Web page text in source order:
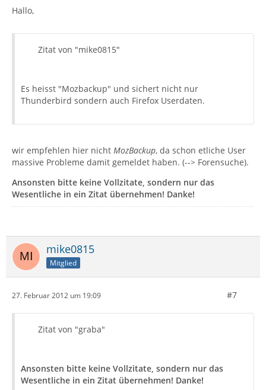
Hallo,
Zitat von "mike0815"
Es heisst "Mozbackup" und sichert nicht nur
Thunderbird sondern auch Firefox Userdaten.
wir empfehlen hier nicht MozBackup, da schon etliche User
massive Probleme damit gemeldet haben. (--> Forensuche).
Ansonsten bitte keine Vollzitate, sondern nur das
Wesentliche in ein Zitat übernehmen! Danke!
mike0815
Mitglied
27. Februar 2012 um 19:09 #7
Zitat von "graba"
Ansonsten bitte keine Vollzitate, sondern nur das
Wesentliche in ein Zitat übernehmen! Danke!